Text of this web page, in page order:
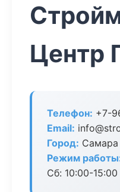
Центр
Телефон: +7-
Email:
Город: Самара
Режим
Сб: 10:00-15:00